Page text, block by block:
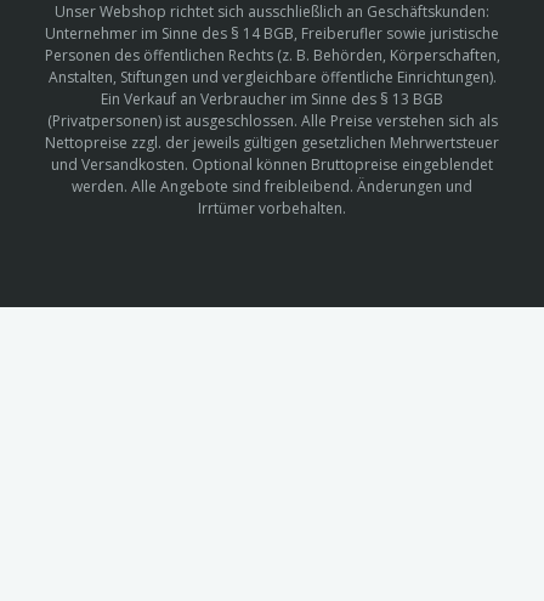
Unser Webshop richtet sich ausschließlich an Geschäftskunden:
Unternehmer im Sinne des § 14 BGB, Freiberufler sowie juristische
Personen des öffentlichen Rechts (z. B. Behörden, Körperschaften,
Anstalten, Stiftungen und vergleichbare öffentliche Einrichtungen).
Ein Verkauf an Verbraucher im Sinne des § 13 BGB
(Privatpersonen) ist ausgeschlossen. Alle Preise verstehen sich als
Nettopreise zzgl. der jeweils gültigen gesetzlichen Mehrwertsteuer
und Versandkosten. Optional können Bruttopreise eingeblendet
werden. Alle Angebote sind freibleibend. Änderungen und
Irrtümer vorbehalten.